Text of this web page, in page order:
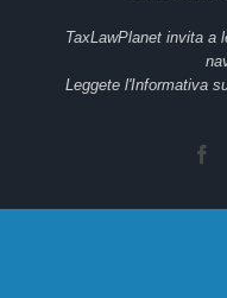
TaxLawPlanet invita a
Leggete l'Informativa